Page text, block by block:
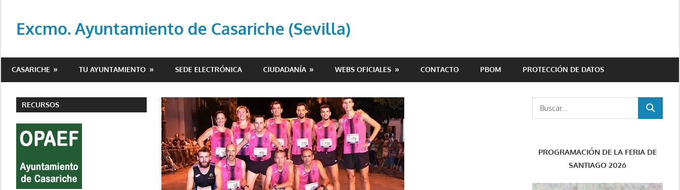
contenido
Excmo. Ayuntamiento de Casariche (Sevilla)
del
de
Casariche
CASARICHE TU AYUNTAMIENTO SEDE ELECTRÓNICA CIUDADANÍA WEBS OFICIALES CONTACTO PBOM PROTECCIÓN DE DATOS
RECURSOS
BUSCAR
PROGRAMACIÓN DE LA FERIA DE
SANTIAGO 2026